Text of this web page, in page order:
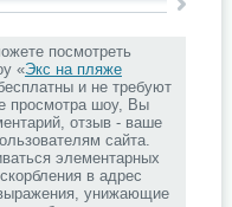
посмотреть
«Экс на пляже
и не требуют
просмотра шоу, Вы
отзыв - ваше
сайта.
элементарных
в адрес
унижающие